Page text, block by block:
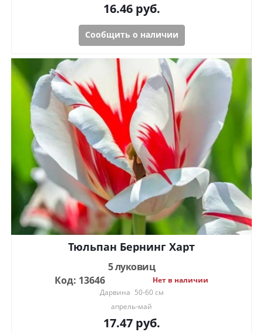
16.46руб.
Сообщить о наличии
Тюльпан Бернинг Харт
5 луковиц
Код: 13646
Нет в наличии
Дарвина 50-60 см
апрель-май
17.47руб.